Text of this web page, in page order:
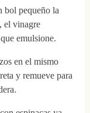
bol pequeño la
el vinagre
emulsione.
en el mismo
y remueve para